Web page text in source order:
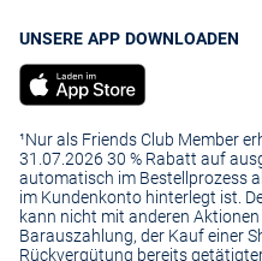
UNSERE APP DOWNLOADEN
¹Nur als Friends Club Member
31.07.2026 30 % Rabatt auf
automatisch im Bestellprozess
im Kundenkonto hinterlegt ist.
kann nicht mit anderen
Barauszahlung, der Kauf einer
Rückvergütung bereits